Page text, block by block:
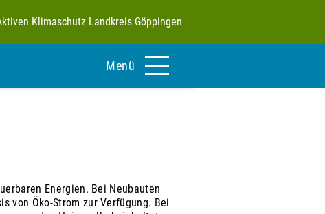
Klimaschutz Landkreis Göppingen
Menü
Energien. Bei Neubauten
von Öko-Strom zur Verfügung. Bei